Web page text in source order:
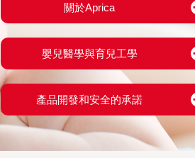
關於Aprica
嬰兒醫學與育兒工學
產品開發和安全的承諾